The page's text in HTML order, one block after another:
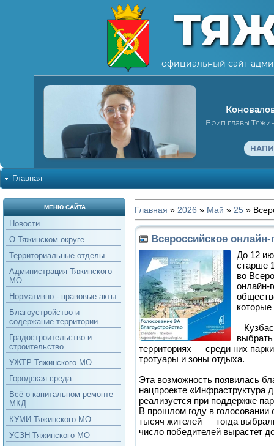
официальный сайт
Врип главы
Главная
МЕНЮ САЙТА
Новости
О Тяжинском округе
Территориальные отделы
Администрация Тяжинского
МО
Нормативно - правовые акты
Благоустройство и
содержание территории
Градостроительство и
строительство
УЖТР Тяжинского МО
Городская среда
Всё о капитальном ремонте
МКД
КУМИ Тяжинского МО
УСЗН Тяжинского МО
Главная » 2026 » Май » 25 »
Всероссийское онлайн-
До 12
старше
во
которые
территориях — среди них
тротуары и зоны отдыха.
Эта возможность появилась
нацпроекте «Инфраструктура
реализуется при поддержке
В прошлом году в голосовании
тысяч жителей — тогда
число победителей вырастет